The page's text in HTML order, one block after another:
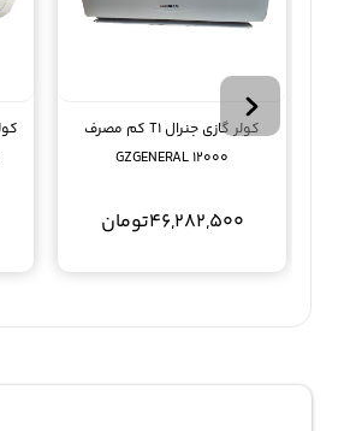
کولر گازی جنرال T1 کم مصرف
12000 GZGENERAL
46,282,500تومان